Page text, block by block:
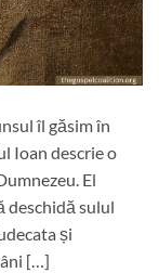
îl găsim în
Ioan descrie o
El
deschidă sulul
și
[…]